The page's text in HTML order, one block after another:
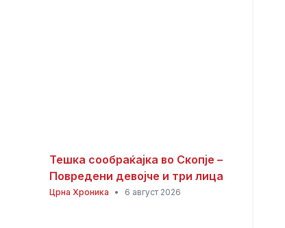
Тешка сообраќајка во Скопје –
Повредени девојче и три лица
Црна Хроника • 6 август 2026